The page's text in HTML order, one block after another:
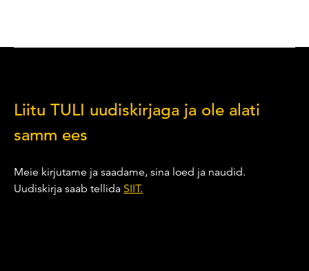
Liitu TULI uudiskirjaga ja ole alati
samm ees
Meie kirjutame ja saadame, sina loed ja naudid.
Uudiskirja saab tellida SIIT.